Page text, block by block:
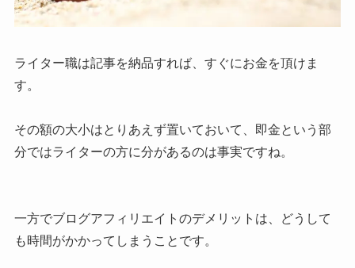
ライター職は記事を納品すれば、すぐにお金を頂けま
す。
その額の大小はとりあえず置いておいて、即金という部
分ではライターの方に分があるのは事実ですね。
一方でブログアフィリエイトのデメリットは、どうして
も時間がかかってしまうことです。